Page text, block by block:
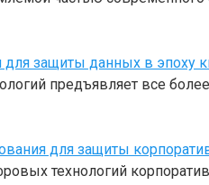
защиты данных в эпоху
предъявляет все
для защиты
технологий